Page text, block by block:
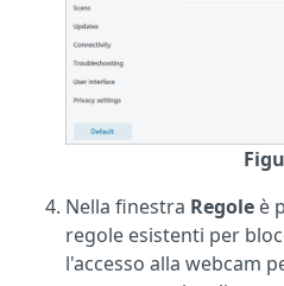
Nella finestra Regole è
regole esistenti per
l'accesso alla webcam